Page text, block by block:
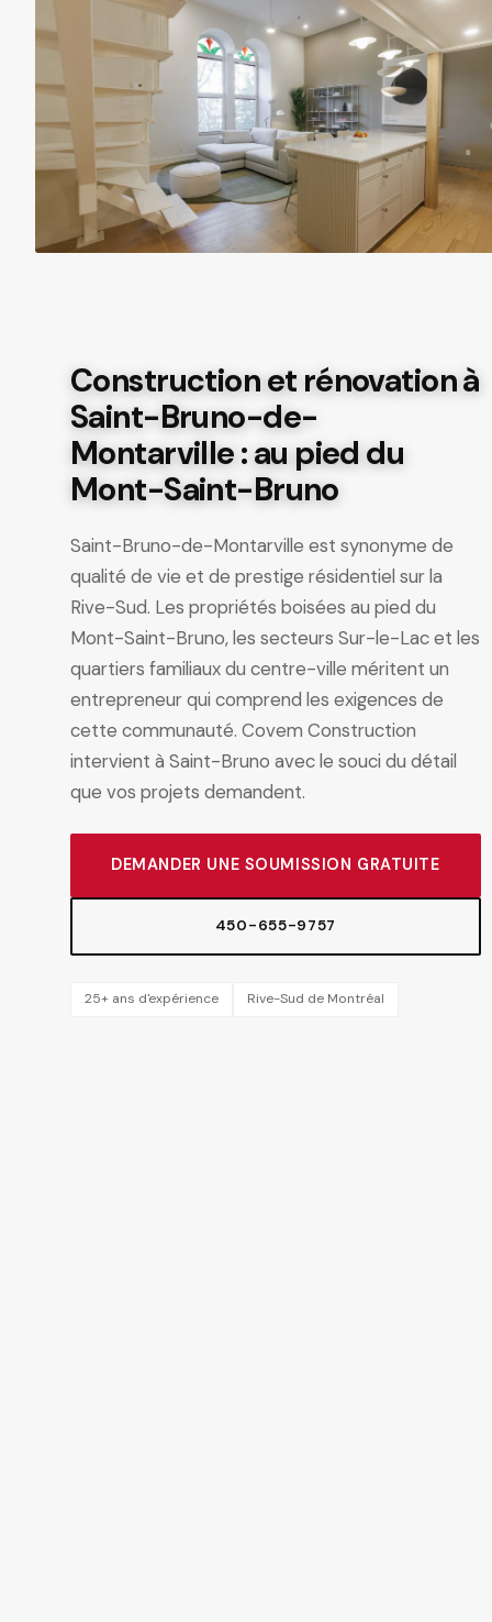
Construction et rénovation à
Saint-Bruno-de-
Montarville : au pied du
Mont-Saint-Bruno
Saint-Bruno-de-Montarville est synonyme de
qualité de vie et de prestige résidentiel sur la
Rive-Sud. Les propriétés boisées au pied du
Mont-Saint-Bruno, les secteurs Sur-le-Lac et les
quartiers familiaux du centre-ville méritent un
entrepreneur qui comprend les exigences de
cette communauté. Covem Construction
intervient à Saint-Bruno avec le souci du détail
que vos projets demandent.
DEMANDER UNE SOUMISSION GRATUITE
450-655-9757
25+ ans d'expérience Rive-Sud de Montréal